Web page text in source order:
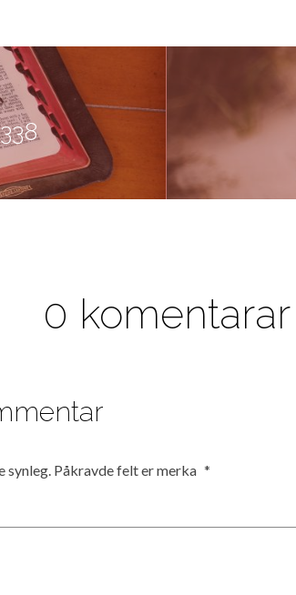
0 komentarar
synleg. Påkravde felt er merka *